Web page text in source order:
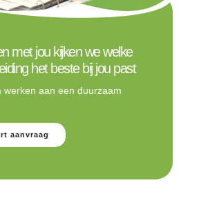
met jou kijken we welke
het beste bij jou past
werken aan een duurzaam
aanvraag